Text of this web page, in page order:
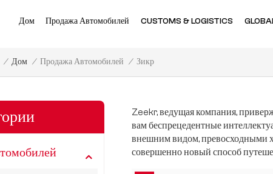
Дом Продажа Автомобилей CUSTOMS & LOGISTICS
/ Дом / Продажа Автомобилей / Зикр
Zeekr, ведущая компания,
вам беспрецедентные
внешним видом, превосходными
совершенно новый способ